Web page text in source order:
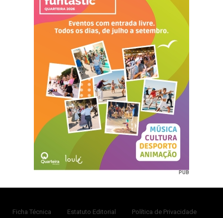
PUB
Ficha Técnica Estatuto Editorial Política de Privacidade